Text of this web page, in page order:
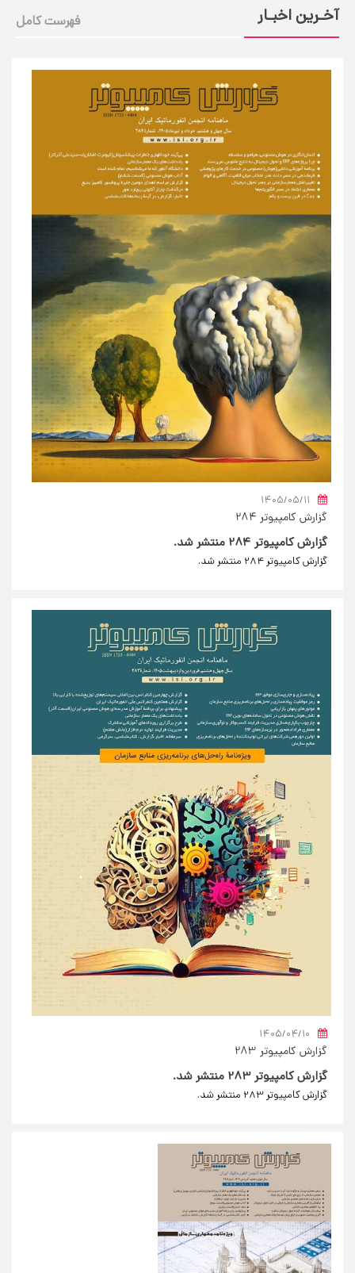
آخـرین اخبـار
۱۴۰۵/۰۵/۱۱
گزارش کامپیوتر 284
گزارش کامپیوتر 284 منتشر شد.
گزارش کامپیوتر 284 منتشر شد.
۱۴۰۵/۰۴/۱۰
گزارش کامپیوتر 283
گزارش کامپیوتر 283 منتشر شد.
گزارش کامپیوتر 283 منتشر شد.
فهرست کامل